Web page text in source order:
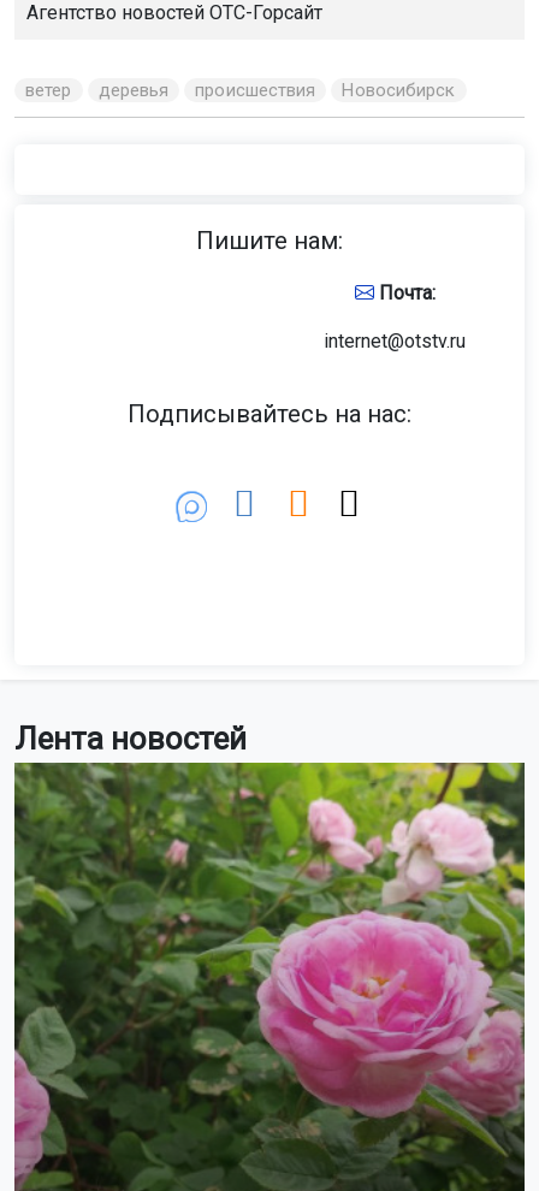
Лента новостей
Агентство новостей ОТС-Горсайт
ветер деревья происшествия Новосибирск
Пишите нам:
Почта:
internet@otstv.ru
Подписывайтесь на нас: